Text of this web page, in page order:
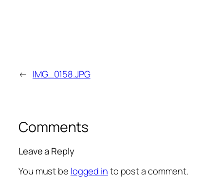
← IMG_0158.JPG
Comments
Leave a Reply
You must be logged into post a comment.